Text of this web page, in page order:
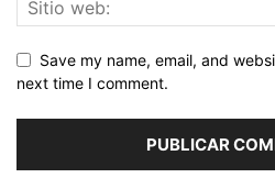
Save my name, email, and
next time I comment.